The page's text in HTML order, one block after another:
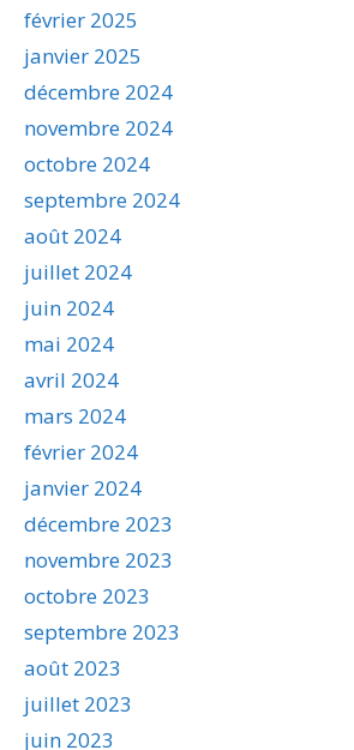
février 2025
janvier 2025
décembre 2024
novembre 2024
octobre 2024
septembre 2024
août 2024
juillet 2024
juin 2024
mai 2024
avril 2024
mars 2024
février 2024
janvier 2024
décembre 2023
novembre 2023
octobre 2023
septembre 2023
août 2023
juillet 2023
juin 2023